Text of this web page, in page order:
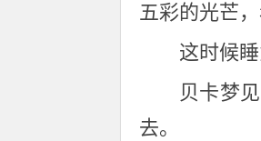
五彩的光芒
这时候
贝卡梦
去。